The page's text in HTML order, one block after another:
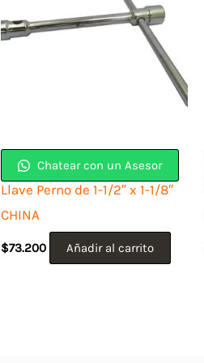
Chatear con un Asesor
Llave Perno de 1-1/2″ x 1-1/8″
CHINA
$73.200 Añadir al carrito